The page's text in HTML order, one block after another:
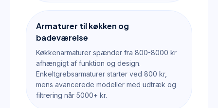
Armaturer til køkken og
badeværelse
Køkkenarmaturer spænder fra 800-8000 kr
afhængigt af funktion og design.
Enkeltgrebsarmaturer starter ved 800 kr,
mens avancerede modeller med udtræk og
filtrering når 5000+ kr.